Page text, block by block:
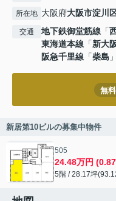
所在地 大阪府大阪市淀川
交通 地下鉄御堂筋線 「
東海道本線 「新大
阪急千里線 「柴島
無料
新居第10ビルの募集中物件
505
24.48万円
5階 / 28.17坪